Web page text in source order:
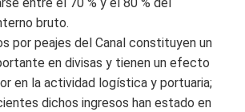
bruto.
por peajes del Canal constituyen un
en divisas y tienen un efecto
en la actividad logística y portuaria;
dichos ingresos han estado en